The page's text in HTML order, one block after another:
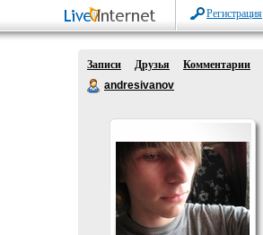
Регистрация
Записи Друзья
Комментарии
andresivanov